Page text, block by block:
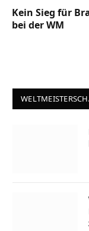
Kein Sieg für
bei der WM